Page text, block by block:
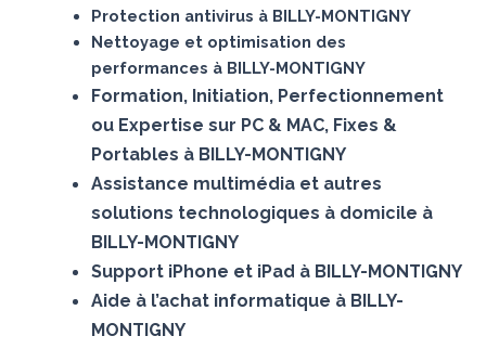
Protection antivirus à BILLY-MONTIGNY
Nettoyage et optimisation des
performances à BILLY-MONTIGNY
Formation, Initiation, Perfectionnement
ou Expertise sur PC & MAC, Fixes &
Portables à BILLY-MONTIGNY
Assistance multimédia et autres
solutions technologiques à domicile à
BILLY-MONTIGNY
Support iPhone et iPad à BILLY-MONTIGNY
Aide à l’achat informatique à BILLY-
MONTIGNY